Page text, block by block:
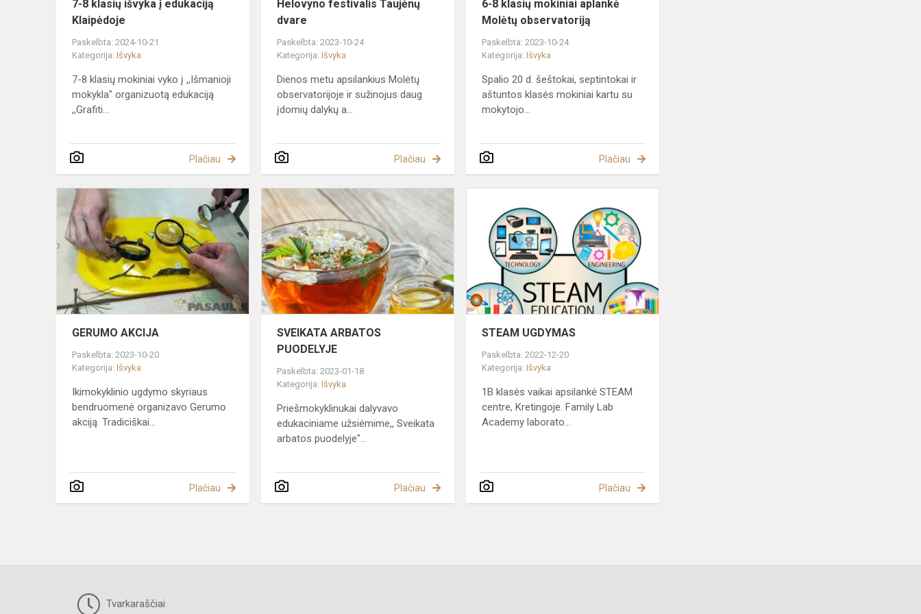
7-8 klasių išvyka į edukaciją
Klaipėdoje
Paskelbta: 2024-10-21
Kategorija: Išvyka
7-8 klasių mokiniai vyko į ,,Išmanioji
mokykla" organizuotą edukaciją
,,Grafiti...
Plačiau
Helovyno festivalis Taujėnų
dvare
Paskelbta: 2023-10-24
Kategorija:Išvyka
Dienos metu apsilankius Molėtų
observatorijoje ir sužinojus daug
įdomių dalykų a...
Plačiau
6-8 klasių mokiniai aplankė
Molėtų observatoriją
Paskelbta: 2023-10-24
Kategorija:Išvyka
Spalio 20 d. šeštokai, septintokai ir
aštuntos klasės mokiniai kartu su
mokytojo...
Plačiau
GERUMO
AKCIJA
GERUMO AKCIJA
Paskelbta: 2023-10-20
Kategorija: Išvyka
Ikimokyklinio ugdymo skyriaus
bendruomenė organizavo Gerumo
akciją. Tradiciškai...
Plačiau
PUODELYJE
SVEIKATA ARBATOS
PUODELYJE
Paskelbta: 2023-01-18
Kategorija:Išvyka
Priešmokyklinukai dalyvavo
edukaciniame užsiėmime,, Sveikata
arbatos puodelyje"...
Plačiau
STEAM UGDYMAS
Paskelbta: 2022-12-20
Kategorija:Išvyka
1B klasės vaikai apsilankė STEAM
centre, Kretingoje. Family Lab
Academy laborato...
Plačiau
Tvarkaraščiai